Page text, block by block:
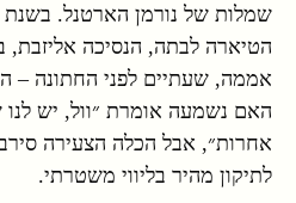
הטיארה לבתה, הנסיכה אליזבת,
אממה, שעתיים לפני החתונה –
האם נשמעה אומרת ״וול, יש לנו
אחרות״, אבל הכלה הצעירה
לתיקון מהיר בליווי משטרתי.